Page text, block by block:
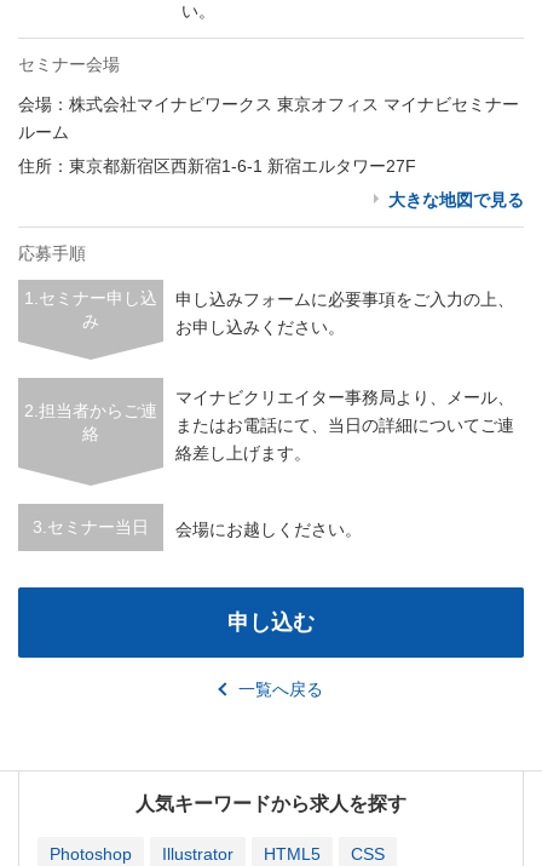
い。
セミナー会場
会場：株式会社マイナビワークス 東京オフィス マイナビセミナー
ルーム
住所：東京都新宿区西新宿1-6-1 新宿エルタワー27F
大きな地図で見る
応募手順
1.セミナー申し込
み
申し込みフォームに必要事項をご入力の上、
お申し込みください。
2.担当者からご連
絡
マイナビクリエイター事務局より、メール、
またはお電話にて、当日の詳細についてご連
絡差し上げます。
3.セミナー当日 会場にお越しください。
申し込む
一覧へ戻る
人気キーワードから求人を探す
Photoshop Illustrator HTML5 CSS